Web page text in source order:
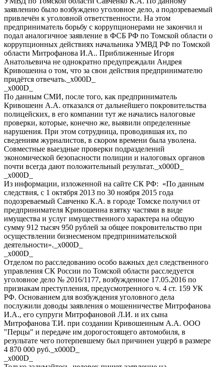
заявлению было возбуждено уголовное дело, а подозреваемый
привлечён к уголовной ответственности. На этом
предприниматель борьбу с коррупционерами не закончил и
подал аналогичное заявление в ФСБ РФ по Томской области о
коррупционных действиях начальника УМВД РФ по Томской
области Митрофанова И.А.. Приближенные Игоря
Анатольевича не однократно предупреждали Андрея
Кривошеина о том, что за свои действия предпринимателю
придётся отвечать._x000D_
_x000D_
По данным СМИ, после того, как предприниматель
Кривошеин А.А. отказался от дальнейшего покровительства
полицейских, в его компании тут же начались налоговые
проверки, которые, конечно же, выявили определенные
нарушения. При этом сотрудница, проводившая их, по
сведениям журналистов, в скором времени была уволена.
Совместные выездные проверки подразделений
экономической безопасности полиции и налоговых органов
почти всегда дают положительный результат._x000D_
_x000D_
Из информации, изложенной на сайте СК РФ: «По данным
следствия, с 1 октября 2013 по 30 ноября 2015 года
подозреваемый Савченко К.А. в городе Томске получил от
предпринимателя Кривошеина взятку частями в виде
имущества и услуг имущественного характера на общую
сумму 912 тысяч 950 рублей за общее покровительство при
осуществлении бизнесменом предпринимательской
деятельности»._x000D_
_x000D_
Отделом по расследованию особо важных дел следственного
управления СК России по Томской области расследуется
уголовное дело № 2016/1177, возбужденное 17.05.2016 по
признакам преступления, предусмотренного ч. 4 ст. 159 УК
РФ. Основанием для возбуждения уголовного дела
послужили доводы заявления о мошенничестве Митрофанова
И.А., его супруги Митрофановой Л.И. и их сына
Митрофанова Т.И. при создании Кривошеиным А.А. ООО
"Перцы" и передаче им дорогостоящего автомобиля, в
результате чего потерпевшему был причинен ущерб в размере
4 870 000 руб._x000D_
_x000D_